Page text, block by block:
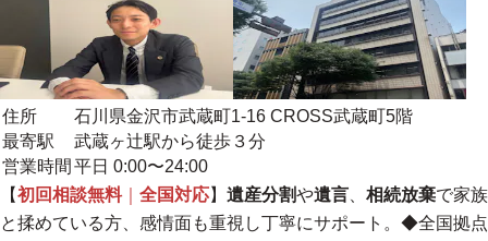
住所
石川県金沢市武蔵町1-16 CROSS武蔵町5階
最寄駅
武蔵ヶ辻駅から徒歩３分
営業時間 平日 0:00〜24:00
【初回相談無料｜ 全国対応】 遺産分割や遺言 相続放棄で家族
と揉めている方、感情面も重視し丁寧にサポート。 ◆全国拠点